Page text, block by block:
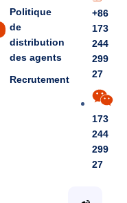
Politique
de
distribution
des agents
Recrutement
+86
173
244
299
27
173
244
299
27